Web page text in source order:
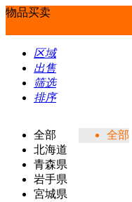
物品买卖
区域
出售
筛选
排序
全部
北海道
青森県
岩手県
宮城県
全部